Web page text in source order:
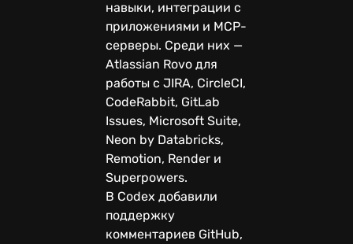
навыки, интеграции с
приложениями и MCP-
серверы. Среди них —
Atlassian Rovo для
работы с JIRA, CircleCI,
CodeRabbit, GitLab
Issues, Microsoft Suite,
Neon by Databricks,
Remotion, Render и
Superpowers.
В Codex добавили
поддержку
комментариев GitHub,